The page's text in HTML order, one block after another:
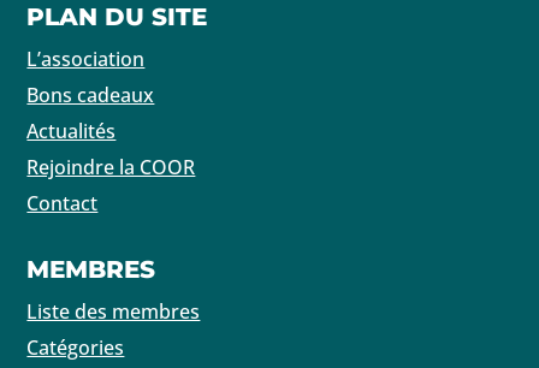
PLAN DU SITE
L’association
Bons cadeaux
Actualités
Rejoindre la COOR
Contact
MEMBRES
Liste des membres
Catégories